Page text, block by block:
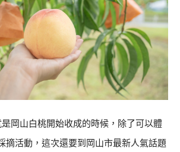
岡山白桃開始收成的時候，除了可以體
摘活動，這次還要到岡山市最新人氣話題